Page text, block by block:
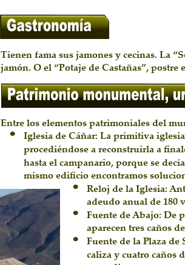
Tienen fama sus jamones y cecinas. La
jamón. O el “Potaje de Castañas”, postre
Entre los elementos patrimoniales del
•
Iglesia de Cáñar: La primitiva
procediéndose a reconstruirla a
hasta el campanario, porque se
mismo edificio encontramos
•
Reloj de la Iglesia:
adeudo anual de 180
•
Fuente de Abajo: De
aparecen tres caños
•
Fuente de la Plaza
caliza y cuatro caños